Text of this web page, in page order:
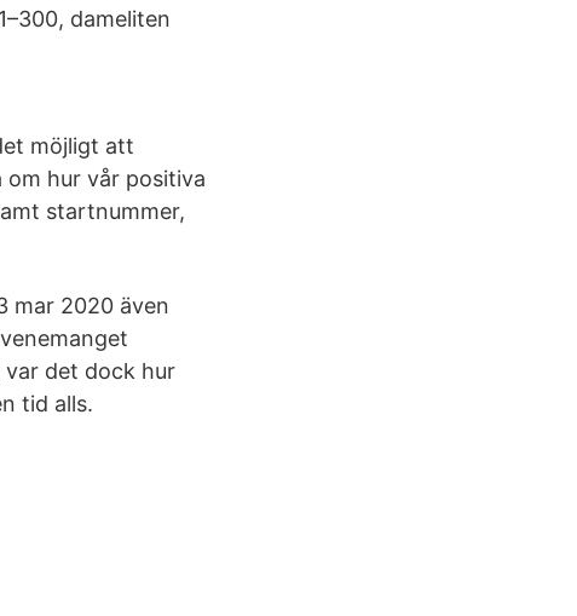
dameliten
möjligt att
om hur vår positiva
startnummer,
mar 2020 även
var det dock hur
tid alls.